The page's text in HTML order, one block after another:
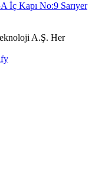
İç Kapı No:9 Sarıyer
A.Ş. Her